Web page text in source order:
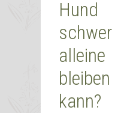
Hund
schwer
alleine
bleiben
kann?